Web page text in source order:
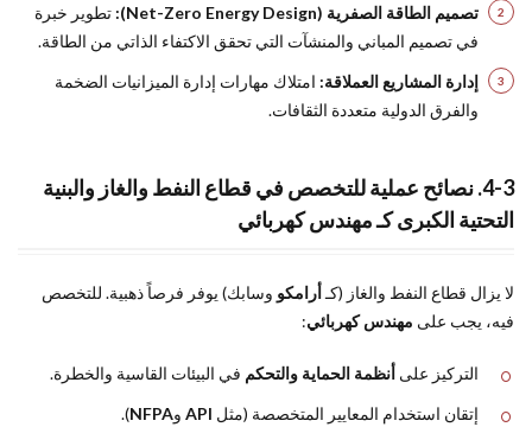
تصميم الطاقة الصفرية (Net-Zero Energy Design):
تطوير خبرة
في تصميم المباني والمنشآت التي تحقق الاكتفاء الذاتي من الطاقة.
إدارة المشاريع العملاقة: امتلاك مهارات إدارة الميزانيات الضخمة
والفرق الدولية متعددة الثقافات.
4-3. نصائح عملية للتخصص في قطاع النفط والغاز والبنية
التحتية الكبرى كـ مهندس كهربائي
لا يزال قطاع النفط والغاز (كـأرامكو وسابك) يوفر فرصاً ذهبية. للتخصص
فيه، يجب على مهندس كهربائي:
التركيز على أنظمة الحماية والتحكم في البيئات القاسية والخطرة.
إتقان استخدام المعايير المتخصصة (مثل API وNFPA
).